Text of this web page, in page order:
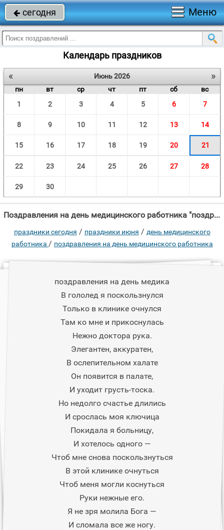
 сегодня Меню
Календарь праздников
« »
Июнь 2026
пн
вт ср чт пт сб
вс
1
2 3 4 5 6 7
8 9 10 11 12 13 14
15 16 17 18 19 20 21
22 23 24 25 26 27 28
29 30
Поздравления на день медицинского работника "поздравления на день медика В гололед я поскользнулся Только в клинике очнулся "
праздники сегодня / праздники июня / день медицинского
работника / поздравления на день медицинского работника
поздравления на день медика
В гололед я поскользнулся
Только в клинике очнулся
Там ко мне и прикоснулась
Нежно доктора рука.
Элегантен, аккуратен,
В ослепительном халате
Он появится в палате,
И уходит грусть-тоска.
Но недолго счастье длились
И срослась моя ключица
Покидала я больницу,
И хотелось одного —
Чтоб мне снова поскользнуться
В этой клинике очнуться
Чтоб меня могли коснуться
Руки нежные его.
Я не зря молила Бога —
И сломала все же ногу.